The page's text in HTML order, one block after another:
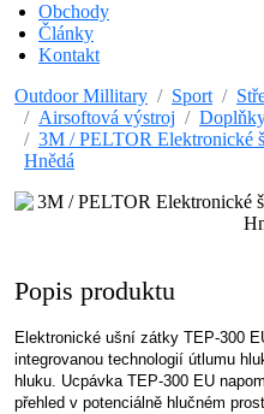
Obchody
Články
Kontakt
Outdoor Millitary
Sport
Airsoftová výstroj
3M / PELTOR Elektronické
Hnědá
Popis produktu
Elektronické ušní zátky TEP-300
integrovanou technologií útlumu
hluku. Ucpávka TEP-300 EU
přehled v potenciálně hlučném